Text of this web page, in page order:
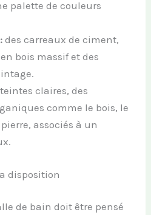
palette de couleurs
des carreaux de ciment,
bois massif et des
claires, des
comme le bois, le
associés à un
disposition
de bain doit être pensé